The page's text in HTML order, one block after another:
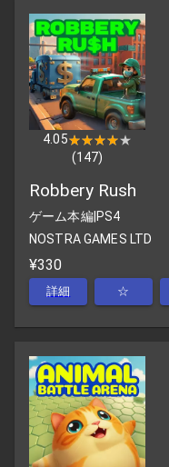
4.05★★★★★
★★★★★
(147)
Robbery Rush
ゲーム本編| PS4
NOSTRA GAMES LTD
¥330
詳細 ☆